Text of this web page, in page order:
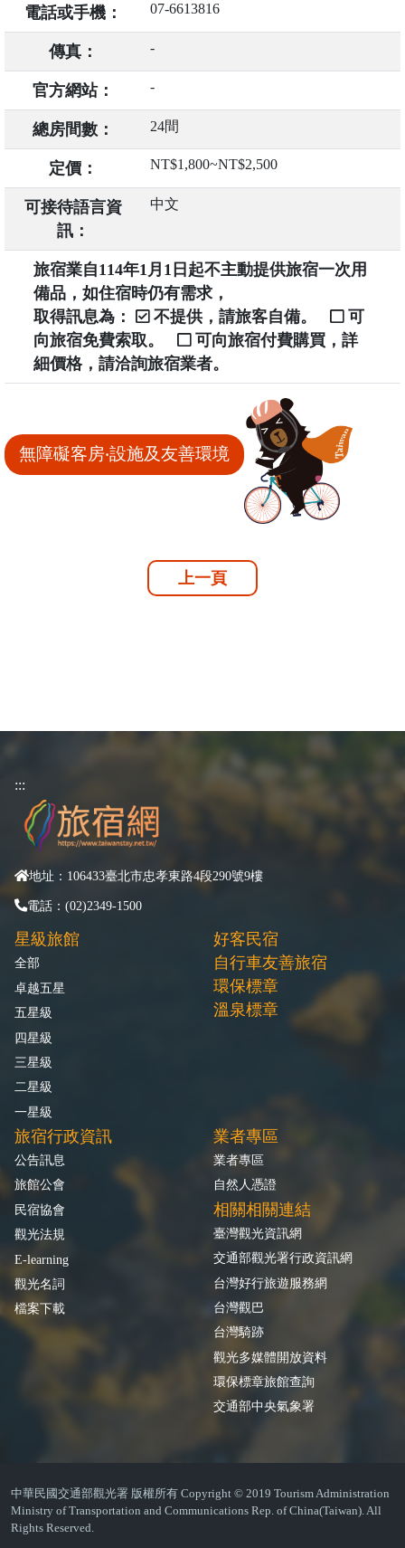
電話或手機： 07-6613816
傳真： -
官方網站： -
總房間數： 24間
定價： NT$1,800~NT$2,500
可接待語言資
訊：
中文
旅宿業自114年1月1日起不主動提供旅宿一次用
備品，如住宿時仍有需求，
取得訊息為：
不提供，請旅客自備。
可
向旅宿免費索取。
可向旅宿付費購買，詳
細價格，請洽詢旅宿業者。
無障礙客房‧設施及友善環境
上一頁
:::
地址：106433臺北市忠孝東路4段290號9樓
電話：(02)2349-1500
星級旅館
全部
卓越五星
五星級
四星級
三星級
二星級
一星級
好客民宿
自行車友善旅宿
環保標章
溫泉標章
旅宿行政資訊
公告訊息
旅館公會
民宿協會
觀光法規
E-learning
觀光名詞
檔案下載
業者專區
業者專區
自然人憑證
相關相關連結
臺灣觀光資訊網
交通部觀光署行政資訊網
台灣好行旅遊服務網
台灣觀巴
台灣騎跡
觀光多媒體開放資料
環保標章旅館查詢
交通部中央氣象署
中華民國交通部觀光署 版權所有 Copyright © 2019 Tourism Administration
Ministry of Transportation and Communications Rep. of China(Taiwan). All
Rights Reserved.